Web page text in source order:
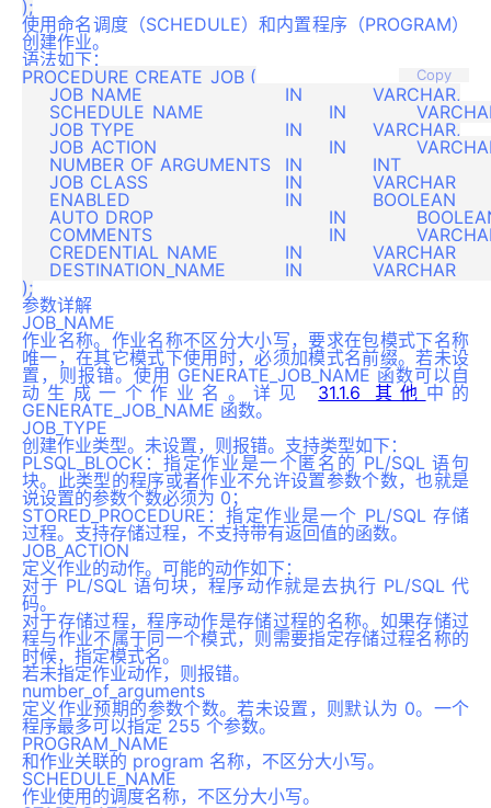
使用命名调度（SCHEDULE）和内置程序（PROGRAM）
创建作业。
语法如下：
Copy
PROCEDURE CREATE_JOB (
     JOB_NAME				IN 		VARCHAR,
     SCHEDULE_NAME			IN 		VARCHAR,
     JOB_TYPE				IN 		VARCHAR,
     JOB_ACTION				IN 		VARCHAR,
     NUMBER_OF_ARGUMENTS	IN 		INT 			DEFAULT 0,
     JOB_CLASS				IN 		VARCHAR 		DEFAULT 'DEFAULT_JOB_CLASS',
     ENABLED				IN 		BOOLEAN 		DEFAULT FALSE,
     AUTO_DROP				IN 		BOOLEAN 		DEFAULT TRUE,
     COMMENTS				IN 		VARCHAR 		DEFAULT NULL,
     CREDENTIAL_NAME		IN 		VARCHAR 		DEFAULT NULL,
     DESTINATION_NAME		IN 		VARCHAR 		DEFAULT NULL
参数详解
JOB_NAME
作业名称。作业名称不区分大小写，要求在包模式下名称
唯一，在其它模式下使用时，必须加模式名前缀。若未设
置，则报错。使用 GENERATE_JOB_NAME 函数可以自
动生成一个作业名。详见 31.1.6 其他 中的
GENERATE_JOB_NAME 函数。
JOB_TYPE
创建作业类型。未设置，则报错。支持类型如下：
PLSQL_BLOCK：指定作业是一个匿名的 PL/SQL 语句
块。此类型的程序或者作业不允许设置参数个数，也就是
说设置的参数个数必须为 0；
STORED_PROCEDURE：指定作业是一个 PL/SQL 存储
过程。支持存储过程，不支持带有返回值的函数。
JOB_ACTION
定义作业的动作。可能的动作如下：
对于 PL/SQL 语句块，程序动作就是去执行 PL/SQL 代
码。
对于存储过程，程序动作是存储过程的名称。如果存储过
程与作业不属于同一个模式，则需要指定存储过程名称的
时候，指定模式名。
若未指定作业动作，则报错。
number_of_arguments
定义作业预期的参数个数。若未设置，则默认为 0。一个
程序最多可以指定 255 个参数。
PROGRAM_NAME
和作业关联的 program 名称，不区分大小写。
SCHEDULE_NAME
作业使用的调度名称，不区分大小写。